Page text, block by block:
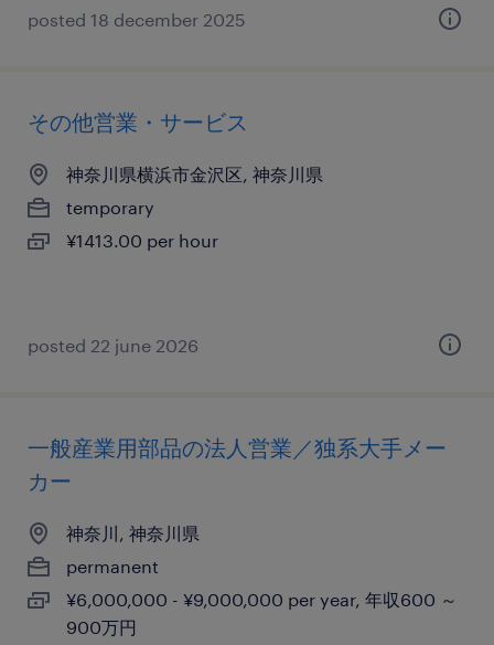
posted 18 december 2025
その他営業・サービス
神奈川県横浜市金沢区, 神奈川県
temporary
¥1413.00 per hour
posted 22 june 2026
一般産業用部品の法人営業／独系大手メー
カー
神奈川, 神奈川県
permanent
¥6,000,000 - ¥9,000,000 per year, 年収600 ～
900万円